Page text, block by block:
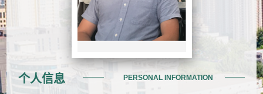
个人信息 PERSONAL INFORMATION